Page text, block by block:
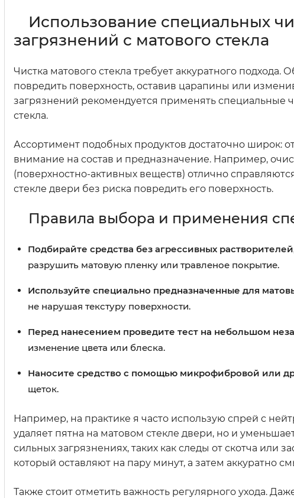
Использование специальных
загрязнений с матового стекла
Чистка матового стекла требует аккуратного
повредить поверхность, оставив царапины или
загрязнений рекомендуется применять специальные
стекла.
Ассортимент подобных продуктов достаточно широк:
внимание на состав и предназначение. Например,
(поверхностно-активных веществ) отлично
стекле двери без риска повредить его поверхность.
Правила выбора и применения
Подбирайте средства без агрессивных растворителей
разрушить матовую пленку или травленое покрытие.
Используйте специально предназначенные для
не нарушая текстуру поверхности.
Перед нанесением проведите тест на небольшом
изменение цвета или блеска.
Наносите средство с помощью микрофибровой или
щеток.
Например, на практике я часто использую спрей с
удаляет пятна на матовом стекле двери, но и
сильных загрязнениях, таких как следы от скотча или
который оставляют на пару минут, а затем аккуратно
Также стоит отметить важность регулярного ухода.